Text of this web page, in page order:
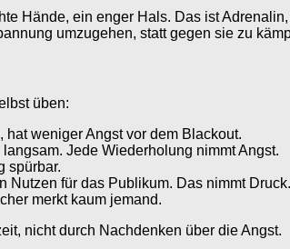
Hände, ein enger Hals. Das ist
umzugehen, statt gegen sie zu
üben:
weniger Angst vor dem Blackout.
Jede Wiederholung nimmt Angst.
spürbar.
Nutzen für das Publikum. Das nimmt Druck.
merkt kaum jemand.
nicht durch Nachdenken über die Angst.